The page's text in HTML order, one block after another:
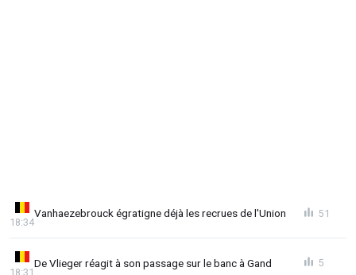
Vanhaezebrouck égratigne déjà les recrues de l'Union
18:34
51
De Vlieger réagit à son passage sur le banc à Gand
18:31
5